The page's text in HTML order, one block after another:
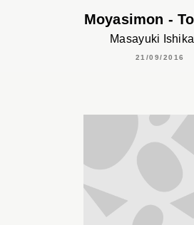
Moyasimon -
Masayuki
21/09/2016